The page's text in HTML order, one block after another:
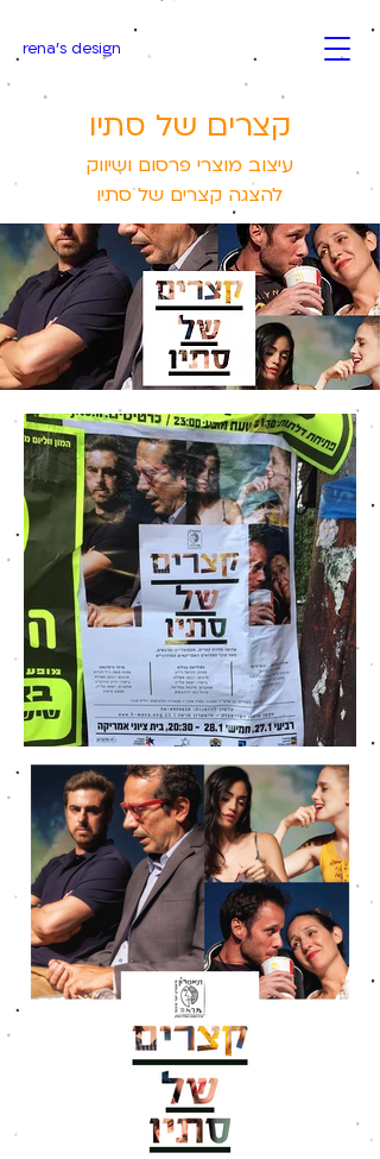
rena's design
קצרים של סתיו
עיצוב מוצרי פרסום ושיווק
להצגה קצרים של סתיו